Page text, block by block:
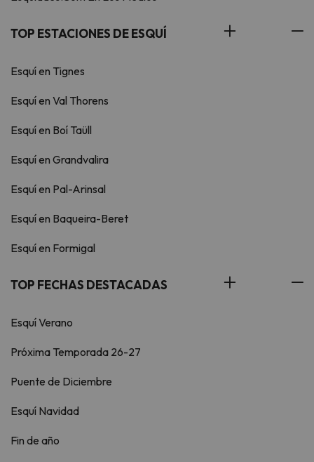
TOP ESTACIONES DE ESQUÍ
Esquí en Tignes
Esquí en Val Thorens
Esquí en Boí Taüll
Esquí en Grandvalira
Esquí en Pal-Arinsal
Esquí en Baqueira-Beret
Esquí en Formigal
TOP FECHAS DESTACADAS
Esquí Verano
Próxima Temporada 26-27
Puente de Diciembre
Esquí Navidad
Fin de año